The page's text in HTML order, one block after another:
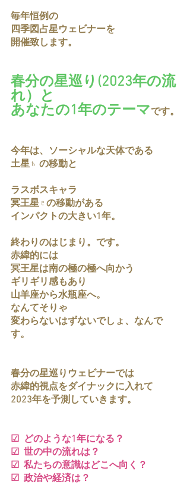
毎年恒例の
四季図占星ウェビナーを
開催致します。
春分の星巡り(2023年の流
れ）と
あなたの1年のテーマです。
今年は、ソーシャルな天体である
土星♄ の移動と
ラスボスキャラ
冥王星♇の移動がある
インパクトの大きい1年。
終わりのはじまり。です。
赤緯的には
冥王星は南の極の極へ向かう
ギリギリ感もあり
山羊座から水瓶座へ。
なんてそりゃ
変わらないはずないでしょ、なんで
す。
春分の星巡りウェビナーでは
赤緯的視点をダイナックに入れて
2023年を予測していきます。
☑  どのような1年になる？
☑  世の中の流れは？
☑  私たちの意識はどこへ向く？
☑  政治や経済は？